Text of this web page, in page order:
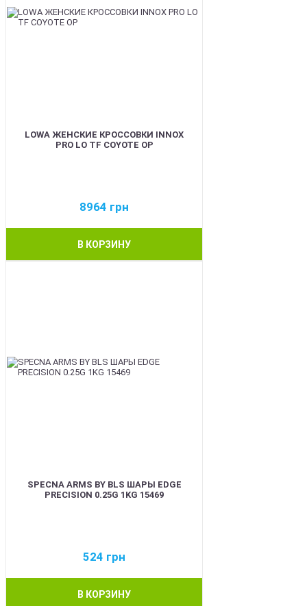
LOWA ЖЕНСКИЕ КРОССОВКИ INNOX
PRO LO TF COYOTE OP
8964 грн
В КОРЗИНУ
SPECNA ARMS BY BLS ШАРЫ EDGE
PRECISION 0.25G 1KG 15469
524 грн
В КОРЗИНУ